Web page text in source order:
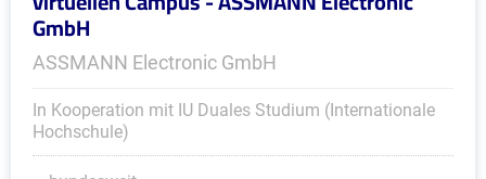
GmbH
ASSMANN Electronic GmbH
In Kooperation mit IU Duales Studium (Internationale
Hochschule)